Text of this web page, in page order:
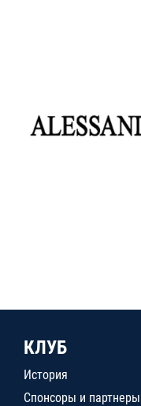
КЛУБ
История
Спонсоры и партнеры